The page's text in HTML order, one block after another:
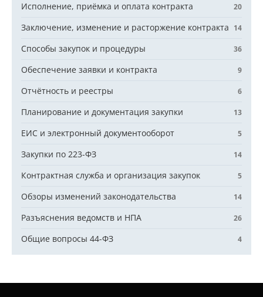
Исполнение, приёмка и оплата контракта 20
Заключение, изменение и расторжение контракта 14
Способы закупок и процедуры 36
Обеспечение заявки и контракта 9
Отчётность и реестры 6
Планирование и документация закупки 13
ЕИС и электронный документооборот 5
Закупки по 223-ФЗ 14
Контрактная служба и организация закупок 5
Обзоры изменений законодательства 14
Разъяснения ведомств и НПА 26
Общие вопросы 44-ФЗ 4